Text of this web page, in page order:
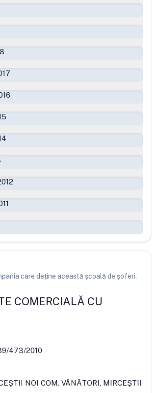
care deține această școală de șoferi.
COMERCIALĂ CU
473/2010
NOI COM. VÂNĂTORI, MIRCEŞTII